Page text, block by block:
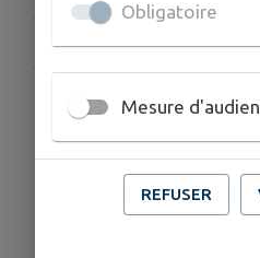
consommer sur place
Obligatoire
Mesure
REFUSER